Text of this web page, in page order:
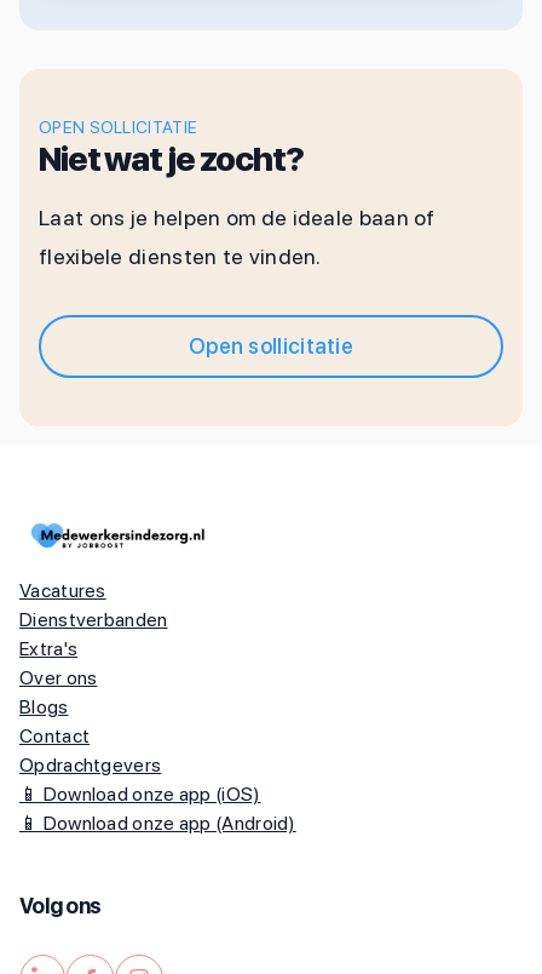
OPEN SOLLICITATIE
Niet wat je zocht?
Laat ons je helpen om de ideale baan of
flexibele diensten te vinden.
Open sollicitatie
Vacatures
Dienstverbanden
Extra's
Over ons
Blogs
Contact
Opdrachtgevers
📱 Download onze app (iOS)
📱 Download onze app (Android)
Volg ons